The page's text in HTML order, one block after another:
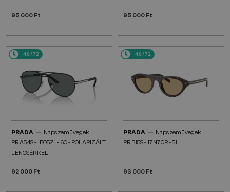
95 000 Ft 95 000 Ft
48/72
PRADA — Napszemüvegek
PR A54S - 1BO5Z1 - 60 - POLARIZÁLT
LENCSÉKKEL
92 000 Ft
48/72
PRADA — Napszemüvegek
PR B15S - 17N70R - 51
93 000 Ft